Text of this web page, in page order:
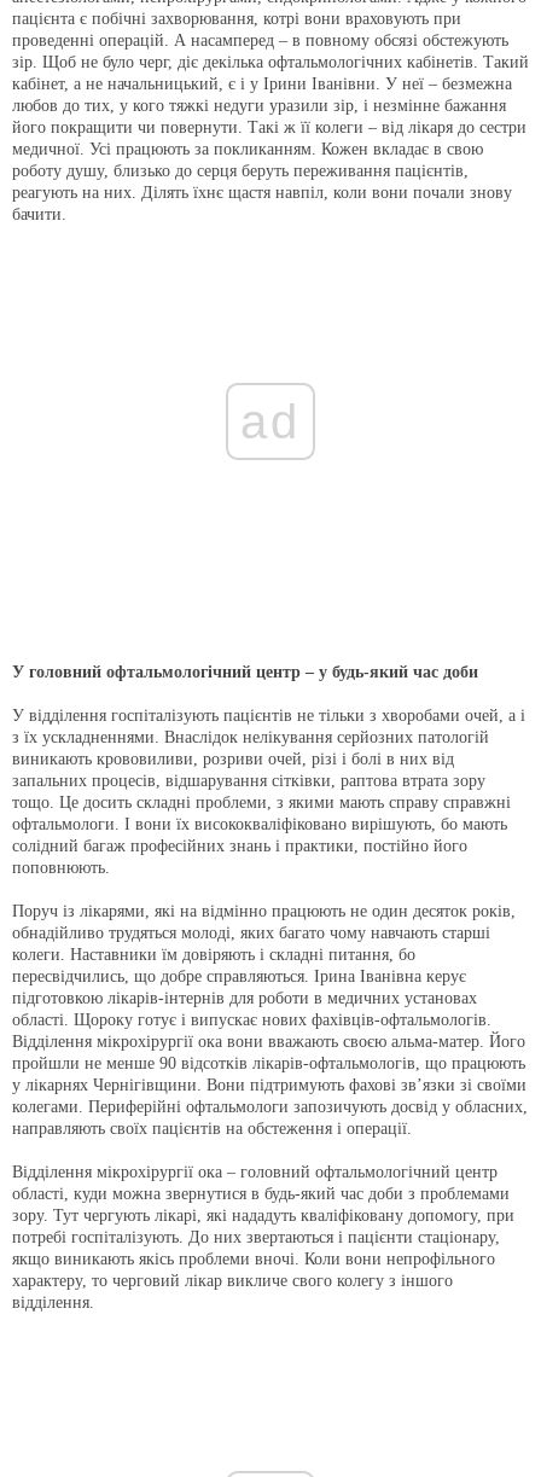
пацієнта є побічні захворювання, котрі вони враховують при
проведенні операцій. А насамперед – в повному обсязі обстежують
зір. Щоб не було черг, діє декілька офтальмологічних кабінетів. Такий
кабінет, а не начальницький, є і у Ірини Іванівни. У неї – безмежна
любов до тих, у кого тяжкі недуги уразили зір, і незмінне бажання
його покращити чи повернути. Такі ж її колеги – від лікаря до сестри
медичної. Усі працюють за покликанням. Кожен вкладає в свою
роботу душу, близько до серця беруть переживання пацієнтів,
реагують на них. Ділять їхнє щастя навпіл, коли вони почали знову
бачити.
ad
У головний офтальмологічний центр – у будь-який час доби
У відділення госпіталізують пацієнтів не тільки з хворобами очей, а і
з їх ускладненнями. Внаслідок нелікування серйозних патологій
виникають крововиливи, розриви очей, різі і болі в них від
запальних процесів, відшарування сітківки, раптова втрата зору
тощо. Це досить складні проблеми, з якими мають справу справжні
офтальмологи. І вони їх висококваліфіковано вирішують, бо мають
солідний багаж професійних знань і практики, постійно його
поповнюють.
Поруч із лікарями, які на відмінно працюють не один десяток років,
обнадійливо трудяться молоді, яких багато чому навчають старші
колеги. Наставники їм довіряють і складні питання, бо
пересвідчились, що добре справляються. Ірина Іванівна керує
підготовкою лікарів-інтернів для роботи в медичних установах
області. Щороку готує і випускає нових фахівців-офтальмологів.
Відділення мікрохірургії ока вони вважають своєю альма-матер. Його
пройшли не менше 90 відсотків лікарів-офтальмологів, що працюють
у лікарнях Чернігівщини. Вони підтримують фахові зв’язки зі своїми
колегами. Периферійні офтальмологи запозичують досвід у обласних,
направляють своїх пацієнтів на обстеження і операції.
Відділення мікрохірургії ока – головний офтальмологічний центр
області, куди можна звернутися в будь-який час доби з проблемами
зору. Тут чергують лікарі, які нададуть кваліфіковану допомогу, при
потребі госпіталізують. До них звертаються і пацієнти стаціонару,
якщо виникають якісь проблеми вночі. Коли вони непрофільного
характеру, то черговий лікар викличе свого колегу з іншого
відділення.